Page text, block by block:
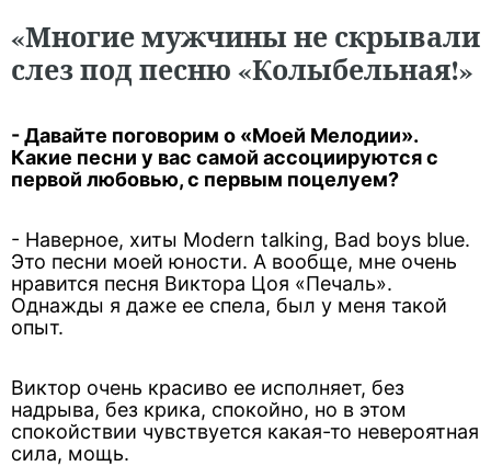
«Многие мужчины не скрывали
слез под песню «Колыбельная!»
-Давайте поговорим о «Моей Мелодии».
Какие песни у вас самой ассоциируются с
первой любовью, с первым поцелуем?
- Наверное, хиты Modern talking, Bad boys blue.
Это песни моей юности. А вообще, мне очень
нравится песня Виктора Цоя «Печаль».
Однажды я даже ее спела, был у меня такой
опыт.
Виктор очень красиво ее исполняет, без
надрыва, без крика, спокойно, но в этом
спокойствии чувствуется какая-то невероятная
сила, мощь.